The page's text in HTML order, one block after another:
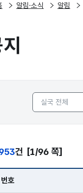
알림·소식 알림
건 [1/96 쪽]
번호